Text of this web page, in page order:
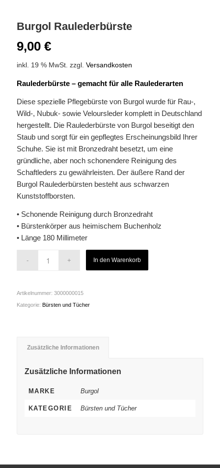
Burgol Raulederbürste
9,00 €
inkl. 19 % MwSt. zzgl. Versandkosten
Raulederbürste – gemacht für alle Raulederarten
Diese spezielle Pflegebürste von Burgol wurde für Rau-,
Wild-, Nubuk- sowie Veloursleder komplett in Deutschland
hergestellt. Die Raulederbürste von Burgol beseitigt den
Staub und sorgt für ein gepflegtes Erscheinungsbild Ihrer
Schuhe. Sie ist mit Bronzedraht besetzt, um eine
gründliche, aber noch schonendere Reinigung des
Schaftleders zu gewährleisten. Der äußere Rand der
Burgol Raulederbürsten besteht aus schwarzen
Kunststoffborsten.
• Schonende Reinigung durch Bronzedraht
• Bürstenkörper aus heimischem Buchenholz
• Länge 180 Millimeter
In den Warenkorb
Artikelnummer: 3000000015
Kategorie: Bürsten und Tücher
Zusätzliche Informationen
Zusätzliche Informationen
MARKE Burgol
KATEGORIE Bürsten und Tücher